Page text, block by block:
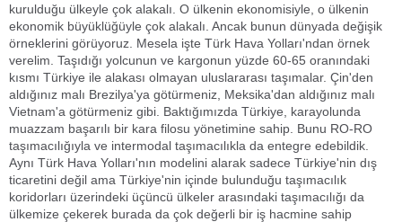
kurulduğu ülkeyle çok alakalı. O ülkenin ekonomisiyle, o ülkenin
ekonomik büyüklüğüyle çok alakalı. Ancak bunun dünyada değişik
örneklerini görüyoruz. Mesela işte Türk Hava Yolları'ndan örnek
verelim. Taşıdığı yolcunun ve kargonun yüzde 60-65 oranındaki
kısmı Türkiye ile alakası olmayan uluslararası taşımalar. Çin'den
aldığınız malı Brezilya'ya götürmeniz, Meksika'dan aldığınız malı
Vietnam'a götürmeniz gibi. Baktığımızda Türkiye, karayolunda
muazzam başarılı bir kara filosu yönetimine sahip. Bunu RO-RO
taşımacılığıyla ve intermodal taşımacılıkla da entegre edebildik.
Aynı Türk Hava Yolları'nın modelini alarak sadece Türkiye'nin dış
ticaretini değil ama Türkiye'nin içinde bulunduğu taşımacılık
koridorları üzerindeki üçüncü ülkeler arasındaki taşımacılığı da
ülkemize çekerek burada da çok değerli bir iş hacmine sahip